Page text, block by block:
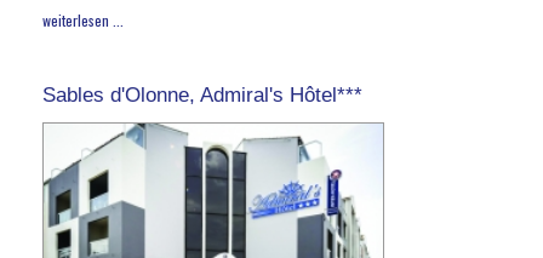
weiterlesen ...
Sables d'Olonne, Admiral's Hôtel***